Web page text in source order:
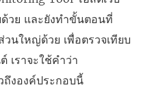
วย และยังทำขั้นตอนที่
นใหญ่ด้วย เพื่อตรวจเทียบ
เราจะใช้คำว่า
ถึงองค์ประกอบนี้